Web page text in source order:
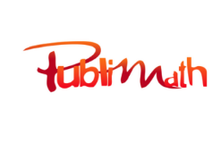
contenu
Publimath